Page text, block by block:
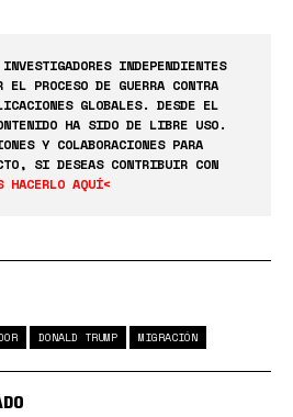
INDEPENDIENTES
PROCESO DE GUERRA CONTRA
GLOBALES. DESDE EL
HA SIDO DE LIBRE USO.
Y COLABORACIONES PARA
SI DESEAS CONTRIBUIR CON
HACERLO AQUÍ<
DONALD TRUMP MIGRACIÓN